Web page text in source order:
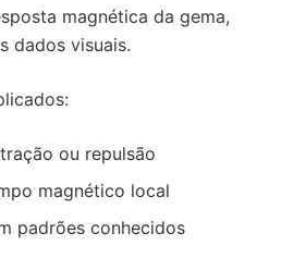
magnética da gema,
dados visuais.
ou repulsão
magnético local
padrões conhecidos